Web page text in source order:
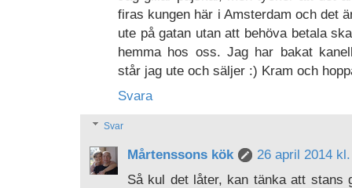
firas kungen här i Amsterdam och det
ute på gatan utan att behöva betala
hemma hos oss. Jag har bakat
står jag ute och säljer :) Kram och
Svara
Svar
Mårtenssons kök
26 april 2014
Så kul det låter, kan tänka att stans